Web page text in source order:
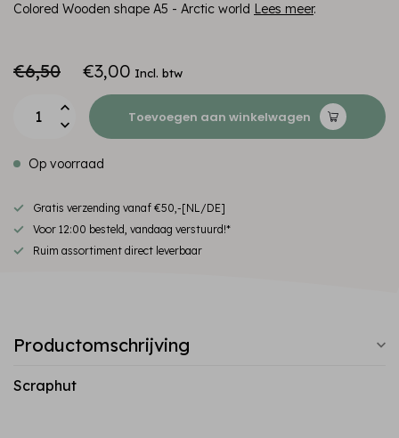
Colored Wooden shape A5 - Arctic world Lees meer.
€6,50 €3,00 Incl. btw
Toevoegen aan winkelwagen
Op voorraad
Gratis verzending vanaf €50,-[NL/DE]
Voor 12:00 besteld, vandaag verstuurd!*
Ruim assortiment direct leverbaar
Productomschrijving
Scraphut